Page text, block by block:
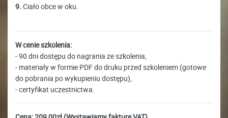
9. Ciało obce w oku.
W cenie szkolenia:
- 90 dni dostępu do nagrania ze szkolenia,
- materiały w formie PDF do druku przed szkoleniem (gotowe
do pobrania po wykupieniu dostępu),
- certyfikat uczestnictwa.